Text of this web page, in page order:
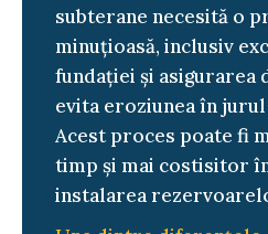
subterane necesită o
minuțioasă, inclusiv
fundației și asigurarea
evita eroziunea în
Acest proces poate fi
timp și mai costisitor
instalarea